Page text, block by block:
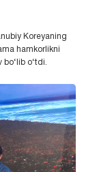
Koreyaning
hamkorlikni
o‘tdi.